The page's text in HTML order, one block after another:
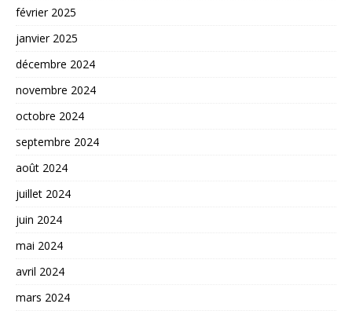
février 2025
janvier 2025
décembre 2024
novembre 2024
octobre 2024
septembre 2024
août 2024
juillet 2024
juin 2024
mai 2024
avril 2024
mars 2024